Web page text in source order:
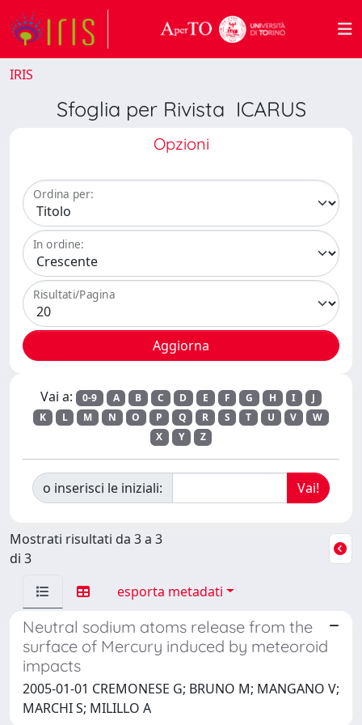
IRIS
Sfoglia per Rivista ICARUS
Opzioni
Ordina per:
In ordine:
Risultati/Pagina
Vai a: 0-9 A B C D E F G H I
J
K
L M N O P Q R S T U V
W
X
Y Z
o inserisci le iniziali:
Mostrati risultati da 3 a 3
di 3
esporta metadati
Neutral sodium atoms release from the
surface of Mercury induced by meteoroid
impacts
2005-01-01 CREMONESE G; BRUNO M; MANGANO V;
MARCHI S; MILILLO A